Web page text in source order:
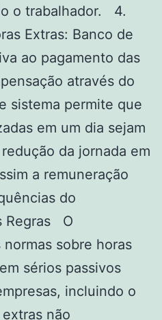
o trabalhador. 4.
Extras: Banco de
ao pagamento das
através do
sistema permite que
em um dia sejam
da jornada em
a remuneração
do
Regras O
sobre horas
sérios passivos
incluindo o
não